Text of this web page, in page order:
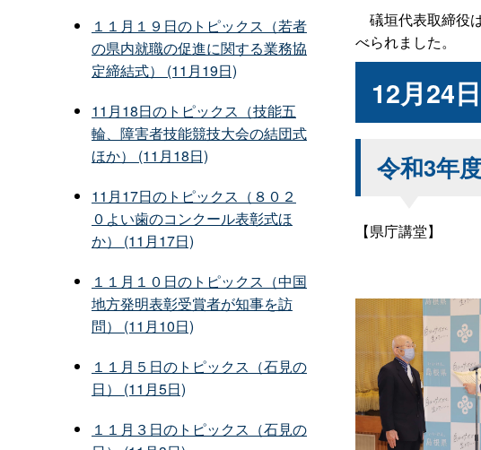
礒垣代表取締役
べられました。
12月24
令和3年
【県庁講堂】
１１月１９日のトピックス（若者
の県内就職の促進に関する業務協
定締結式） (11月19日)
11月18日のトピックス（技能五
輪、障害者技能競技大会の結団式
ほか） (11月18日)
11月17日のトピックス（８０２
０よい歯のコンクール表彰式ほ
か） (11月17日)
１１月１０日のトピックス（中国
地方発明表彰受賞者が知事を訪
問） (11月10日)
１１月５日のトピックス（石見の
日） (11月5日)
１１月３日のトピックス（石見の